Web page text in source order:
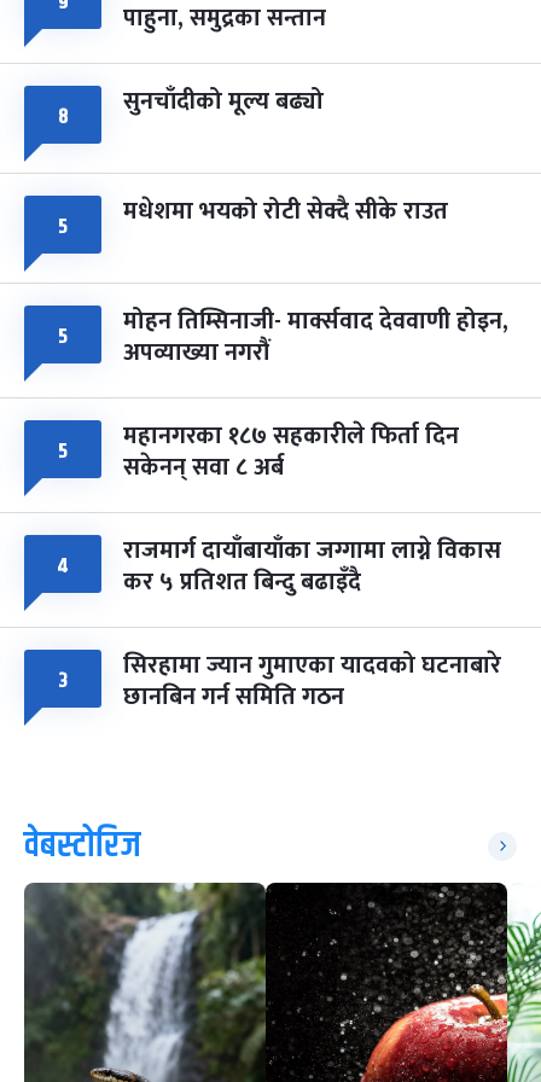
चैत्र ८, २०८३-Mar 22, 2027
पाहुना, समुद्रका सन्तान
८ सुनचाँदीको मूल्य बढ्यो
५ मधेशमा भयको रोटी सेक्दै सीके राउत
५ मोहन तिम्सिनाजी- मार्क्सवाद देववाणी होइन,
अपव्याख्या नगरौं
५ महानगरका १८७ सहकारीले फिर्ता दिन
सकेनन् सवा ८ अर्ब
४ राजमार्ग दायाँबायाँका जग्गामा लाग्ने विकास
कर ५ प्रतिशत बिन्दु बढाइँदै
३ सिरहामा ज्यान गुमाएका यादवको घटनाबारे
छानबिन गर्न समिति गठन
वेबस्टोरिज